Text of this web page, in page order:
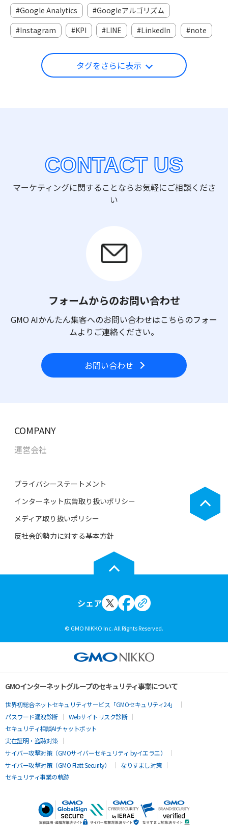
Google Analytics
Googleアルゴリズム
Instagram
KPI LINE LinkedIn note
タグをさらに表示
CONTACT US
マーケティングに関することならお気軽にご相談くださ
い
フォームからのお問い合わせ
GMO AIかんたん集客へのお問い合わせはこちらのフォー
ムよりご連絡ください。
お問い合わせ
COMPANY
運営会社
プライバシーステートメント
インターネット広告取り扱いポリシ－
メディア取り扱いポリシー
反社会的勢力に対する基本方針
シェア
© GMO NIKKO Inc. All Rights Reserved.
GMOインターネットグループのセキュリティ事業について
世界初総合ネットセキュリティサービス「GMOセキュリティ24」
パスワード漏洩診断
Webサイトリスク診断
セキュリティ相談AIチャットボット
実在証明・盗聴対策
サイバー攻撃対策（GMOサイバーセキュリティ byイエラエ）
サイバー攻撃対策（GMO Flatt Security）
なりすまし対策
セキュリティ事業の軌跡